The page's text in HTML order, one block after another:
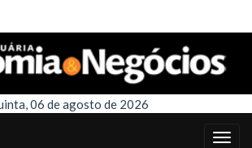
06 de agosto de 2026